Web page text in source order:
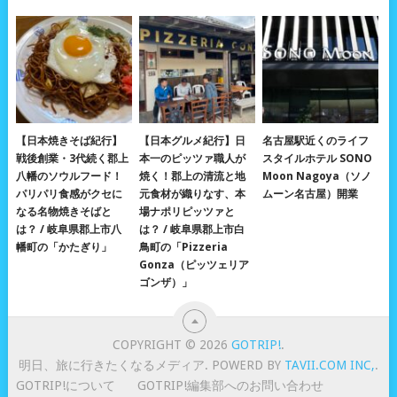
【日本焼きそば紀行】
戦後創業・3代続く郡上
八幡のソウルフード！
パリパリ食感がクセに
なる名物焼きそばと
は？ / 岐阜県郡上市八
幡町の「かたぎり」
【日本グルメ紀行】日
本一のピッツァ職人が
焼く！郡上の清流と地
元食材が織りなす、本
場ナポリピッツァと
は？ / 岐阜県郡上市白
鳥町の「Pizzeria
Gonza（ピッツェリア
ゴンザ）」
名古屋駅近くのライフ
スタイルホテル SONO
Moon Nagoya（ソノ
ムーン名古屋）開業
COPYRIGHT © 2026GOTRIP!.
明日、旅に行きたくなるメディア. POWERD BY TAVII.COM INC,.
GOTRIP!について
GOTRIP!編集部へのお問い合わせ